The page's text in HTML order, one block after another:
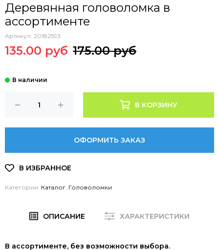
Деревянная головоломка в
ассортименте
Артикул: 20182593
135.00 руб 175.00 руб
В КОРЗИНУ
ОФОРМИТЬ ЗАКАЗ
Категории: Каталог Головоломки
ОПИСАНИЕ ХАРАКТЕРИСТИКИ
В ассортименте, без возможности выбора.